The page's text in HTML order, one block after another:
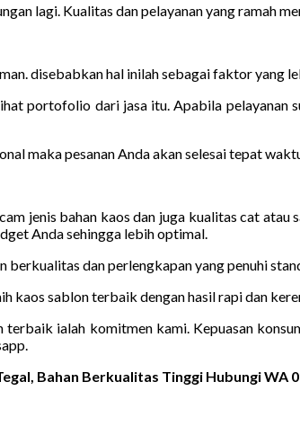
lagi. Kualitas dan pelayanan yang ramah
disebabkan hal inilah sebagai faktor yang
portofolio dari jasa itu. Apabila pelayanan
maka pesanan Anda akan selesai tepat
jenis bahan kaos dan juga kualitas cat
Anda sehingga lebih optimal.
dan perlengkapan yang penuhi
kaos sablon terbaik dengan hasil rapi dan
ialah komitmen kami. Kepuasan
Bahan Berkualitas Tinggi Hubungi WA